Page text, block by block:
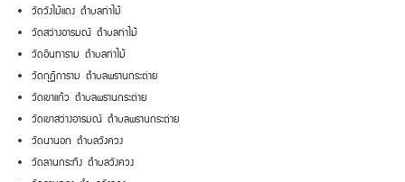
วัดวังไม้แดง ตำบลท่าไม้
วัดสว่างอารมณ์ ตำบลท่าไม้
วัดอินทาราม ตำบลท่าไม้
วัดกุฏิการาม ตำบลพรานกระต่าย
วัดเขาแก้ว ตำบลพรานกระต่าย
วัดเขาสว่างอารมณ์ ตำบลพรานกระต่าย
วัดนานอก ตำบลวังควง
วัดลานกระทิง ตำบลวังควง